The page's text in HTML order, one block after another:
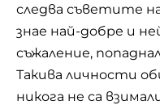
следва съветите
знае най-добре и
съжаление,
Такива личности
никога не са